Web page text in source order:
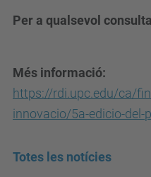
Per a qualsevol
Més informació:
https://rdi.upc.edu/ca/
innovacio/5a-edicio-
Totes les notícies